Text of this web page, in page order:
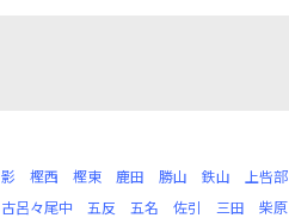
影 樫西 樫東 鹿田 勝山 鉄山
上呰部
古呂々尾中 五反 五名 佐引 三田
柴原